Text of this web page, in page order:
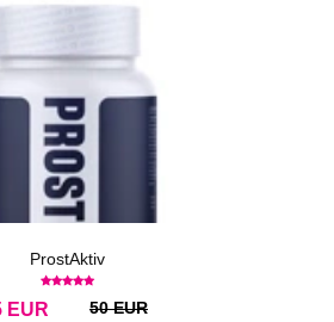
ProstAktiv
EUR 50 EUR